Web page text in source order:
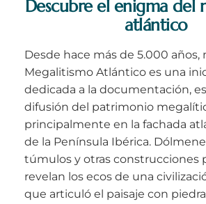
Descubre el enigma del
atlántico
Desde hace más de 5.000 años,
Megalitismo Atlántico es una
dedicada a la documentación,
difusión del patrimonio
principalmente en la fachada
de la Península Ibérica.
túmulos y otras construcciones
revelan los ecos de una
que articuló el paisaje con